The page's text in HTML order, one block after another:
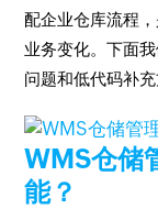
配企业仓库流程
业务变化。下面
问题和低代码补
WMS仓储
能？